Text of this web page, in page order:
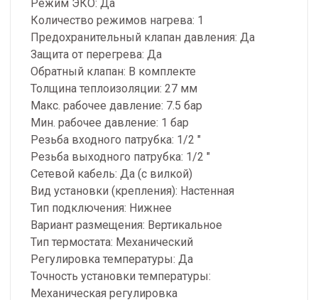
Режим ЭКО: Да
Количество режимов нагрева: 1
Предохранительный клапан давления: Да
Защита от перегрева: Да
Обратный клапан: В комплекте
Толщина теплоизоляции: 27 мм
Макс. рабочее давление: 7.5 бар
Мин. рабочее давление: 1 бар
Резьба входного патрубка: 1/2 "
Резьба выходного патрубка: 1/2 "
Сетевой кабель: Да (с вилкой)
Вид установки (крепления): Настенная
Тип подключения: Нижнее
Вариант размещения: Вертикальное
Тип термостата: Механический
Регулировка температуры: Да
Точность установки температуры:
Механическая регулировка